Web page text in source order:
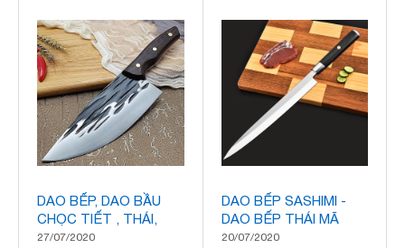
DAO BẾP, DAO BẦU
CHỌC TIẾT , THÁI,
LỌC MÃ TR4
27/07/2020
DAO BẾP SASHIMI -
DAO BẾP THÁI MÃ
DT131
20/07/2020